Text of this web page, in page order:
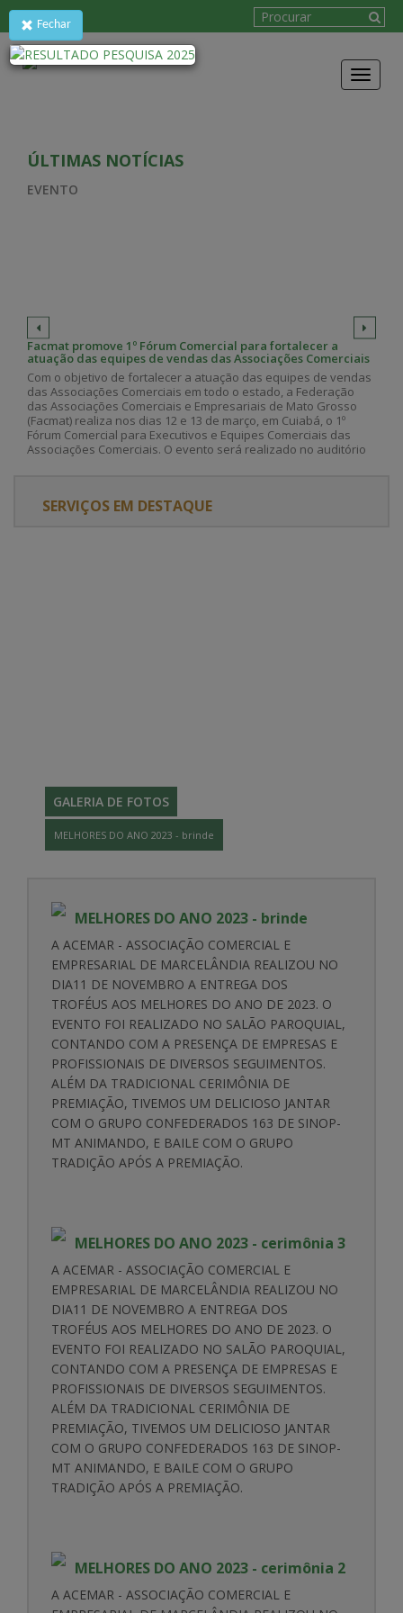
Toggle
Fechar
ÚLTIMAS NOTÍCIAS
EVENTO
Facmat promove 1º Fórum Comercial para fortalecer a
atuação das equipes de vendas das Associações Comerciais
Com o objetivo de fortalecer a atuação das equipes de vendas
das Associações Comerciais em todo o estado, a Federação
das Associações Comerciais e Empresariais de Mato Grosso
(Facmat) realiza nos dias 12 e 13 de março, em Cuiabá, o 1º
Fórum Comercial para Executivos e Equipes Comerciais das
Associações Comerciais. O evento será realizado no auditório
SERVIÇOS EM DESTAQUE
GALERIA DE FOTOS
MELHORES DO ANO 2023 - brinde
MELHORES DO ANO 2023 - brinde
A ACEMAR - ASSOCIAÇÃO COMERCIAL E
EMPRESARIAL DE MARCELÂNDIA REALIZOU NO
DIA11 DE NOVEMBRO A ENTREGA DOS
TROFÉUS AOS MELHORES DO ANO DE 2023. O
EVENTO FOI REALIZADO NO SALÃO PAROQUIAL,
CONTANDO COM A PRESENÇA DE EMPRESAS E
PROFISSIONAIS DE DIVERSOS SEGUIMENTOS.
ALÉM DA TRADICIONAL CERIMÔNIA DE
PREMIAÇÃO, TIVEMOS UM DELICIOSO JANTAR
COM O GRUPO CONFEDERADOS 163 DE SINOP-
MT ANIMANDO, E BAILE COM O GRUPO
TRADIÇÃO APÓS A PREMIAÇÃO.
MELHORES DO ANO 2023 - cerimônia 3
A ACEMAR - ASSOCIAÇÃO COMERCIAL E
EMPRESARIAL DE MARCELÂNDIA REALIZOU NO
DIA11 DE NOVEMBRO A ENTREGA DOS
TROFÉUS AOS MELHORES DO ANO DE 2023. O
EVENTO FOI REALIZADO NO SALÃO PAROQUIAL,
CONTANDO COM A PRESENÇA DE EMPRESAS E
PROFISSIONAIS DE DIVERSOS SEGUIMENTOS.
ALÉM DA TRADICIONAL CERIMÔNIA DE
PREMIAÇÃO, TIVEMOS UM DELICIOSO JANTAR
COM O GRUPO CONFEDERADOS 163 DE SINOP-
MT ANIMANDO, E BAILE COM O GRUPO
TRADIÇÃO APÓS A PREMIAÇÃO.
MELHORES DO ANO 2023 - cerimônia 2
A ACEMAR - ASSOCIAÇÃO COMERCIAL E